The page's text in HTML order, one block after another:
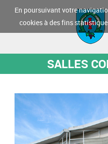
En poursuivant votre
cookies à des fins
SALLES